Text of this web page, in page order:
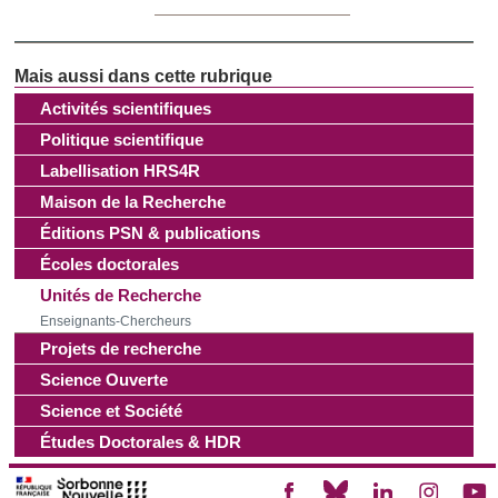
Activités scientifiques
Politique scientifique
Labellisation HRS4R
Maison de la Recherche
Éditions PSN & publications
Écoles doctorales
Unités de Recherche
Enseignants-Chercheurs
Projets de recherche
Science Ouverte
Science et Société
Études Doctorales & HDR